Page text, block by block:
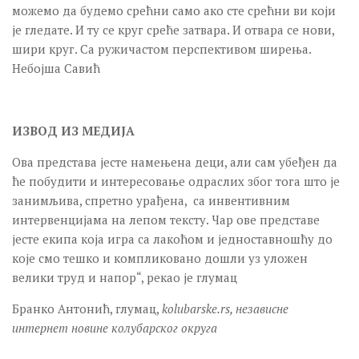
можемо да будемо срећни само ако сте срећни ви који
је гледате. И ту се круг среће затвара. И отвара се нови,
шири круг. Са ружичастом перспективом ширења.
Небојша Савић
ИЗВОД ИЗ МЕДИЈА
Ова представа јесте намењена деци, али сам убеђен да
ће побудити и интересовање одраслих због тога што је
занимљива, спретно урађена, са инвентивним
интервенцијама на лепом тексту. Чар ове представе
јесте екипа која игра са лакоћом и једноставношћу до
које смо тешко и компликовано дошли уз уложен
велики труд и напор“, рекао је глумац
Бранко Антонић, глумац, kolubarske.rs, независне
интернет новине колубарског округа